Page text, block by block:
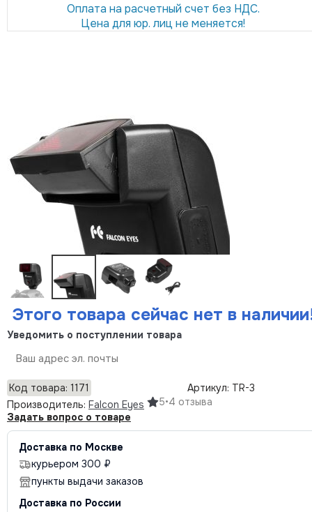
Оплата на расчетный счет без НДС.
Цена для юр. лиц не меняется!
Этого товара сейчас нет в
Уведомить о поступлении товара
Код товара: 1171
Артикул: TR-3
Производитель: Falcon Eyes 5•4 отзыва
Задать вопрос о товаре
Доставка по Москве
курьером 300 ₽
пункты выдачи заказов
Доставка по России